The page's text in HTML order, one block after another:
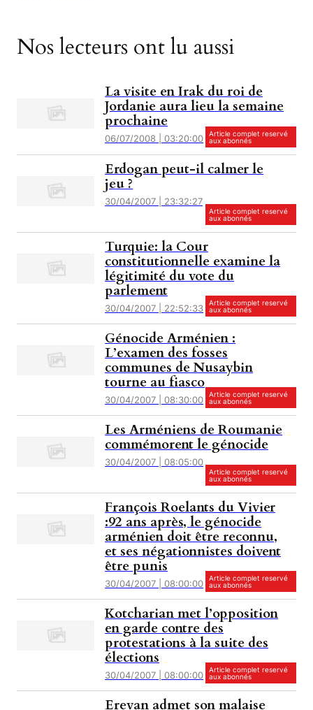
Nos lecteurs ont lu aussi
La visite en Irak du roi de
Jordanie aura lieu la semaine
prochaine
06/07/2008 | 03:20:00
Article complet reservé
aux abonnés
Erdogan peut-il calmer le
jeu ?
30/04/2007 | 23:32:27
Article complet reservé
aux abonnés
Turquie: la Cour
constitutionnelle examine la
légitimité du vote du
parlement
30/04/2007 | 22:52:33
Article complet reservé
aux abonnés
Génocide Arménien :
L’examen des fosses
communes de Nusaybin
tourne au fiasco
30/04/2007 | 08:30:00
Article complet reservé
aux abonnés
Les Arméniens de Roumanie
commémorent le génocide
30/04/2007 | 08:05:00
Article complet reservé
aux abonnés
François Roelants du Vivier
:92 ans après, le génocide
arménien doit être reconnu,
et ses négationnistes doivent
être punis
30/04/2007 | 08:00:00
Article complet reservé
aux abonnés
Kotcharian met l’opposition
en garde contre des
protestations à la suite des
élections
30/04/2007 | 08:00:00
Article complet reservé
aux abonnés
Erevan admet son malaise